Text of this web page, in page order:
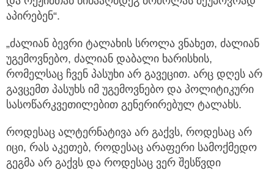
აპირებენ“.
„ძალიან ბევრი ტალახის სროლა ვნახეთ, ძალიან
უგემოვნებო, ძალიან დაბალი ხარისხის,
რომელსაც ჩვენ პასუხი არ გავეცით. არც დღეს არ
გავცემთ პასუხს იმ უგემოვნებო და პოლიტიკური
სასოწარკვეთილებით გენერირებულ ტალახს.
როდესაც ალტერნატივა არ გაქვს, როდესაც არ
იცი, რას აკეთებ, როდესაც არაფერი სამოქმედო
გეგმა არ გაქვს და როდესაც ვერ შესწვდი